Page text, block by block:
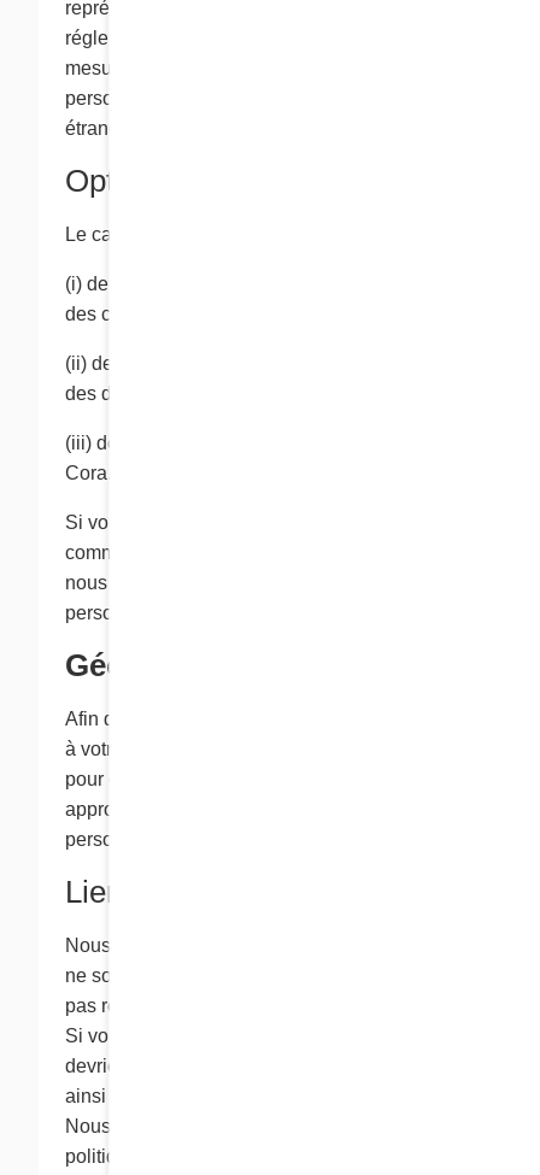
représentant les forces de l’ordre et de
réglementation de ce pays peuvent être en
mesure d’accéèder aux renseignements
personnels en faisant appel aux lois dudit pays
étranger.
Options d’exclusion
Le cas échéant, l’occasion vous est donnée:
(i) de vous exclure des listes de transmission
des communications de Cora,
(ii) de retirer vos renseignements personnels
des dossiers de Cora ou
(iii) de choisir de ne plus recevoir de services de
Cora.
Si vous choisissez de ne plus recevoir d’autres
communications, veuillez communiquer avec
nous en vous servant de l’information sur la
personne- ressource indiquée ci-dessous.
Géolocalisation ​
Afin d’adapter la langue de présentation du site
à votre région, votre adresse IP peut être utilisée
pour estimer votre emplacement géographique
approximatif (province ou pays). Aucune donnée
personnelle n’est conservée à cette fin.
Liens vers d’autres sites
Nous pouvons offrir des liens vers des sites qui
ne sont pas exploités par Cora et qui ne sont
pas régis par notre politique de confidentialité.
Si vous visitez l'un de ces sites externes, vous
devriez consulter sa politique de confidentialité
ainsi que les autres politiques qui le régissent.
Nous ne sommes pas responsables des
politiques et des pratiques des autres